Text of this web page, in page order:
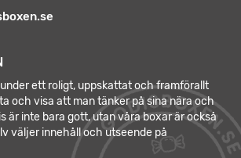
ett roligt, uppskattat och framförallt
och visa att man tänker på sina nära och
är inte bara gott, utan våra boxar är också
väljer innehåll och utseende på